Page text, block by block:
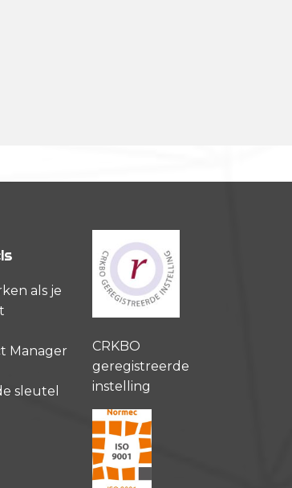
als je
Manager
sleutel
CRKBO
geregistreerde
instelling